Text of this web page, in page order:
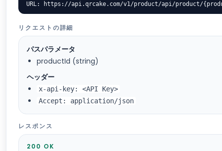
URL: https://api.qrcake.com/v1/product/api/product/
リクエストの詳細
パスパラメータ
productId (string)
ヘッダー
x-api-key: <API Key>
Accept: application/json
レスポンス
200 OK